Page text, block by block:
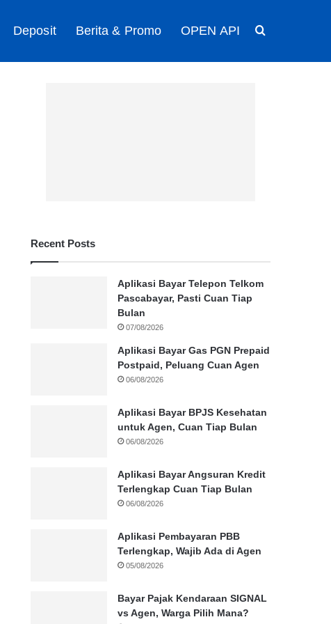
Deposit Berita & Promo OPEN API
Recent Posts
Aplikasi Bayar Telepon Telkom
Pascabayar, Pasti Cuan Tiap
Bulan
07/08/2026
Aplikasi Bayar Gas PGN Prepaid
Postpaid, Peluang Cuan Agen
06/08/2026
Aplikasi Bayar BPJS Kesehatan
untuk Agen, Cuan Tiap Bulan
06/08/2026
Aplikasi Bayar Angsuran Kredit
Terlengkap Cuan Tiap Bulan
06/08/2026
Aplikasi Pembayaran PBB
Terlengkap, Wajib Ada di Agen
05/08/2026
Bayar Pajak Kendaraan SIGNAL
vs Agen, Warga Pilih Mana?